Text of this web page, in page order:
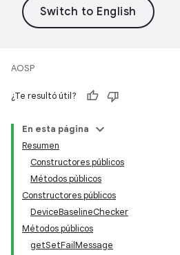
AOSP
¿Te resultó útil?
En esta página
Resumen
Constructores públicos
Métodos públicos
Constructores públicos
DeviceBaselineChecker
Métodos públicos
getSetFailMessage